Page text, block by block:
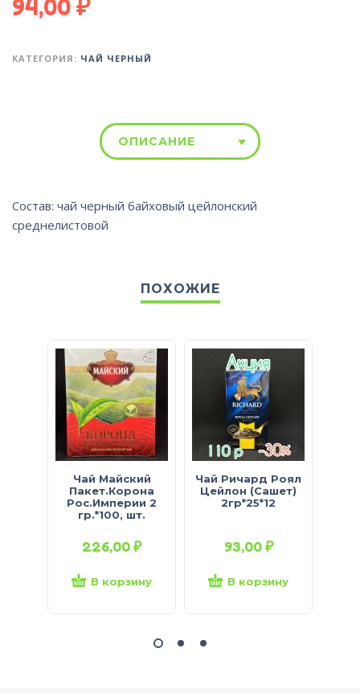
94,00₽
КАТЕГОРИЯ: ЧАЙ ЧЕРНЫЙ
ОПИСАНИЕ
Состав: чай черный байховый цейлонский
среднелистовой
ПОХОЖИЕ
Чай Майский
Пакет.Корона
Рос.Империи 2
гр.*100, шт.
226,00₽
В корзину
Чай Ричард Роял
Цейлон (Сашет)
2гр*25*12
93,00₽
В корзину